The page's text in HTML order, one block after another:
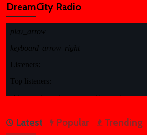
DreamCity Radio
Latest Popular Trending